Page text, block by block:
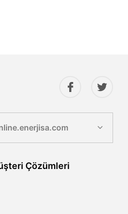
Çözümleri